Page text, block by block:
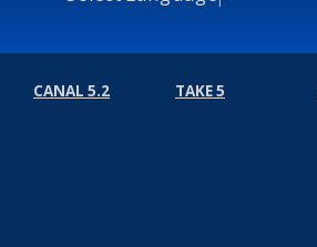
CANAL 5.2 TAKE 5